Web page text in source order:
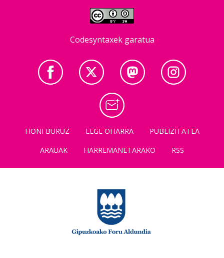
Codesyntaxek garatua
HONI BURUZ LEGE OHARRA
PUBLIZITATEA
ARAUAK
HARREMANETARAKO RSS